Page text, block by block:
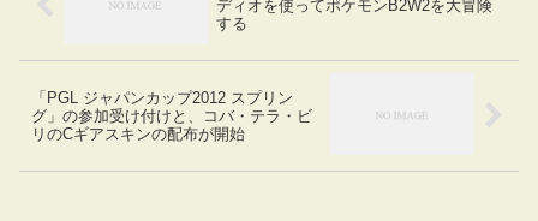
ディオを使ってポケモンB2W2を大冒険
する
「PGL ジャパンカップ2012 スプリン
グ」の参加受け付けと、コバ・テラ・ビ
リのCギアスキンの配布が開始